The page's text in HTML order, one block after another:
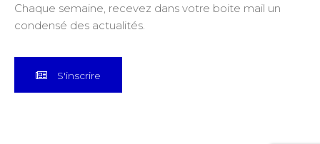
Chaque semaine, recevez dans votre boite mail un
condensé des actualités.
S'inscrire